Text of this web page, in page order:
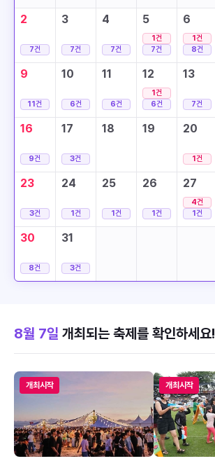
2
7건
3
7건
4
7건
5
1건
7건
6
1건
8건
9
11건
10
6건
11
6건
12
1건
6건
13
7건
16
9건
17
3건
18 19 20
1건
23
3건
24
1건
25
1건
26
1건
27
4건
1건
30
8건
31
3건
8월 7일 개최되는 축제를 확인하세요!
개최시작 개최시작